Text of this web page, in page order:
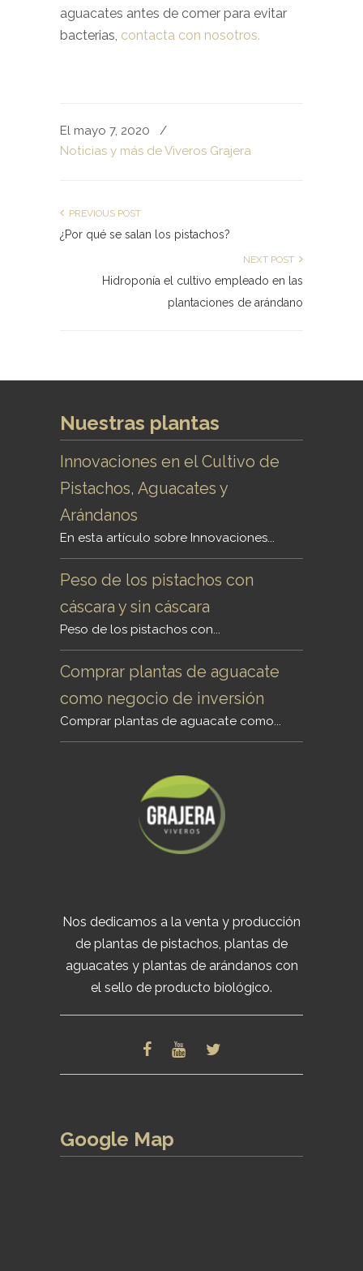
aguacates antes de comer para evitar
bacterias, contacta con nosotros.
El mayo 7, 2020
/
Noticias y más de Viveros Grajera
PREVIOUS POST
¿Por qué se salan los pistachos?
NEXT POST
Hidroponía el cultivo empleado en las
plantaciones de arándano
Nuestras plantas
Innovaciones en el Cultivo de
Pistachos, Aguacates y
Arándanos
En esta artículo sobre Innovaciones...
Peso de los pistachos con
cáscara y sin cáscara
Peso de los pistachos con...
Comprar plantas de aguacate
como negocio de inversión
Comprar plantas de aguacate como...
Nos dedicamos a la venta y producción
de plantas de pistachos, plantas de
aguacates y plantas de arándanos con
el sello de producto biológico.
Google Map